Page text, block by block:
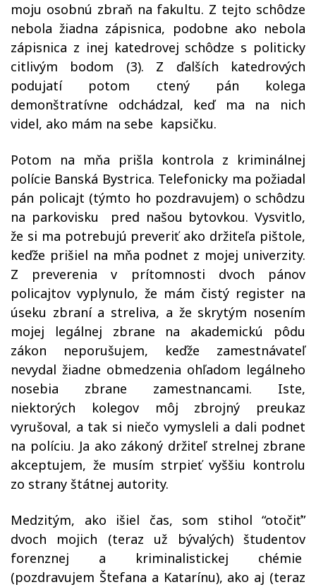
moju osobnú zbraň na fakultu. Z tejto schôdze
nebola žiadna zápisnica, podobne ako nebola
zápisnica z inej katedrovej schôdze s politicky
citlivým bodom (3). Z ďalších katedrových
podujatí potom ctený pán kolega
demonštratívne odchádzal, keď ma na nich
videl, ako mám na sebe kapsičku.
Potom na mňa prišla kontrola z kriminálnej
polície Banská Bystrica. Telefonicky ma požiadal
pán policajt (týmto ho pozdravujem) o schôdzu
na parkovisku pred našou bytovkou. Vysvitlo,
že si ma potrebujú preveriť ako držiteľa pištole,
keďže prišiel na mňa podnet z mojej univerzity.
Z preverenia v prítomnosti dvoch pánov
policajtov vyplynulo, že mám čistý register na
úseku zbraní a streliva, a že skrytým nosením
mojej legálnej zbrane na akademickú pôdu
zákon neporušujem, keďže zamestnávateľ
nevydal žiadne obmedzenia ohľadom legálneho
nosebia zbrane zamestnancami. Iste,
niektorých kolegov môj zbrojný preukaz
vyrušoval, a tak si niečo vymysleli a dali podnet
na políciu. Ja ako zákoný držiteľ strelnej zbrane
akceptujem, že musím strpieť vyššiu kontrolu
zo strany štátnej autority.
Medzitým, ako išiel čas, som stihol “otočiť”
dvoch mojich (teraz už bývalých) študentov
forenznej a kriminalistickej chémie
(pozdravujem Štefana a Katarínu), ako aj (teraz